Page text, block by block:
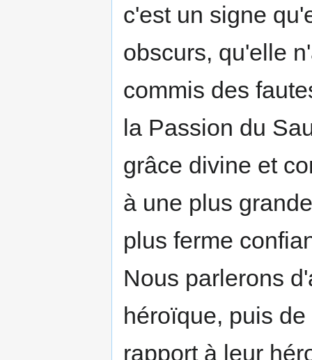
c'est un signe
obscurs, qu'elle
commis des
la Passion du
grâce divine et
à une plus
plus ferme
Nous parlerons
héroïque, puis
rapport à leur